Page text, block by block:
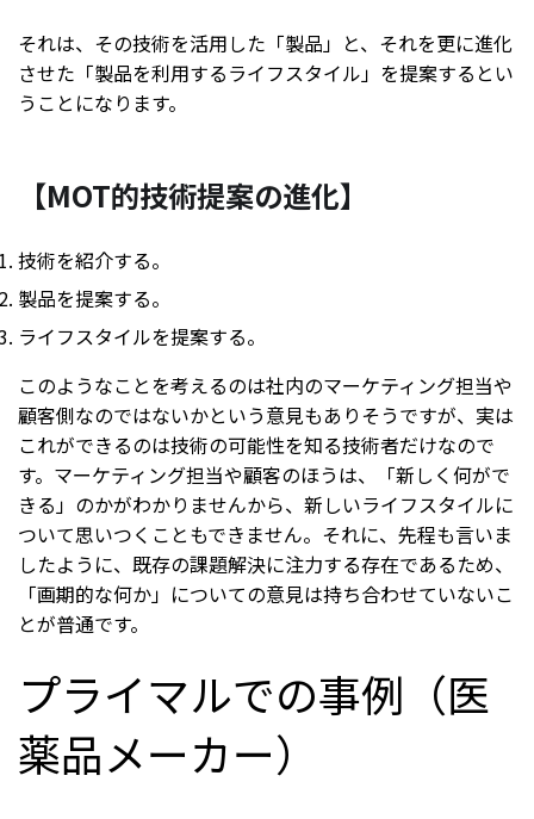
それは、その技術を活用した「製品」と、それを更に進化
させた「製品を利用するライフスタイル」を提案するとい
うことになります。
【MOT的技術提案の進化】
技術を紹介する。
製品を提案する。
ライフスタイルを提案する。
このようなことを考えるのは社内のマーケティング担当や
顧客側なのではないかという意見もありそうですが、実は
これができるのは技術の可能性を知る技術者だけなので
す。マーケティング担当や顧客のほうは、「新しく何がで
きる」のかがわかりませんから、新しいライフスタイルに
ついて思いつくこともできません。それに、先程も言いま
したように、既存の課題解決に注力する存在であるため、
「画期的な何か」についての意見は持ち合わせていないこ
とが普通です。
プライマルでの事例（医
薬品メーカー）